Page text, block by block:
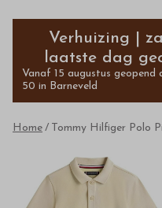
Tommy
Hilfiger
Polo
Pigue
Blocked
Verhuizing |
laatste dag
Vanaf 15 augustus
50 in Barneveld
Home Tommy Hilfiger Polo